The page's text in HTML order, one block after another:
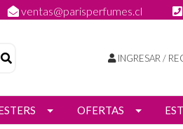
ventas@parisperfumes.cl
INGRESAR /
OFERTAS